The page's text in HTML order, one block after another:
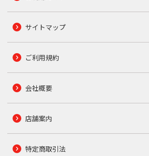
サイトマップ
ご利用規約
会社概要
店舗案内
特定商取引法